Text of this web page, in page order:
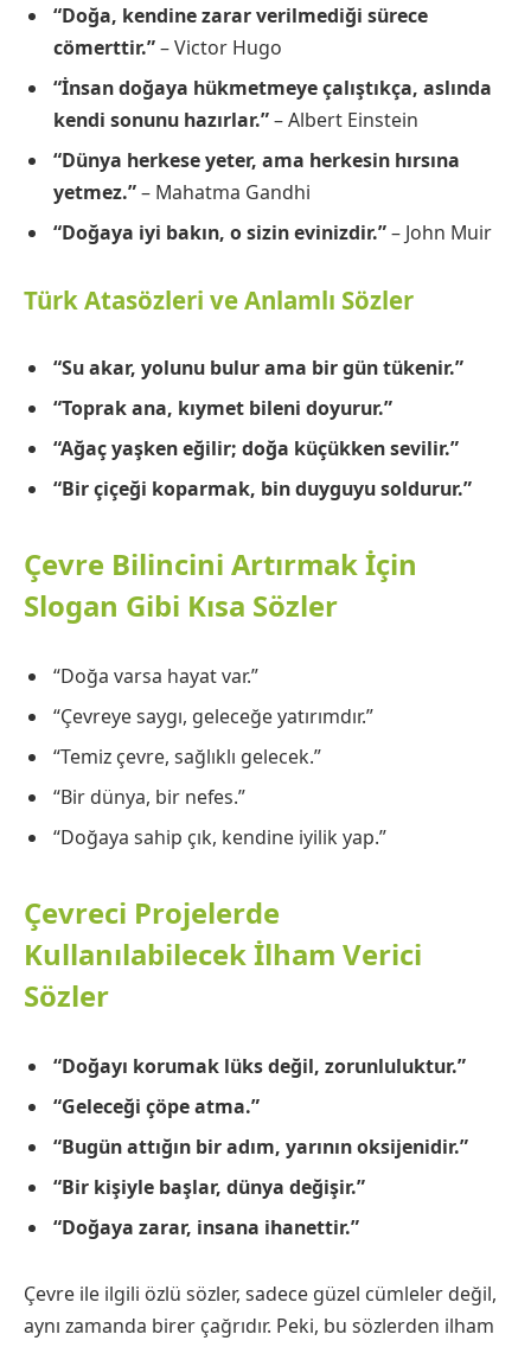
“Doğa, kendine zarar verilmediği sürece
cömerttir.”– Victor Hugo
“İnsan doğaya hükmetmeye çalıştıkça, aslında
kendi sonunu hazırlar.”– Albert Einstein
“Dünya herkese yeter, ama herkesin hırsına
yetmez.”– Mahatma Gandhi
“Doğaya iyi bakın, o sizin evinizdir.”– John Muir
Türk Atasözleri ve Anlamlı Sözler
“Su akar, yolunu bulur ama bir gün tükenir.”
“Toprak ana, kıymet bileni doyurur.”
“Ağaç yaşken eğilir; doğa küçükken sevilir.”
“Bir çiçeği koparmak, bin duyguyu soldurur.”
Çevre Bilincini Artırmak İçin
Slogan Gibi Kısa Sözler
“Doğa varsa hayat var.”
“Çevreye saygı, geleceğe yatırımdır.”
“Temiz çevre, sağlıklı gelecek.”
“Bir dünya, bir nefes.”
“Doğaya sahip çık, kendine iyilik yap.”
Çevreci Projelerde
Kullanılabilecek İlham Verici
Sözler
“Doğayı korumak lüks değil, zorunluluktur.”
“Geleceği çöpe atma.”
“Bugün attığın bir adım, yarının oksijenidir.”
“Bir kişiyle başlar, dünya değişir.”
“Doğaya zarar, insana ihanettir.”
Çevre ile ilgili özlü sözler, sadece güzel cümleler değil,
aynı zamanda birer çağrıdır. Peki, bu sözlerden ilham